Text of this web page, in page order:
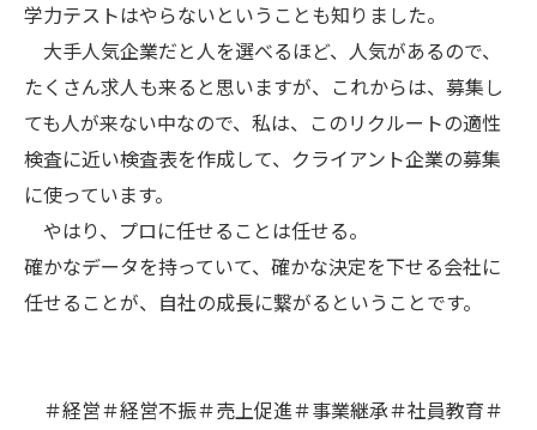
学力テストはやらないということも知りました。
大手人気企業だと人を選べるほど、人気があるので、
たくさん求人も来ると思いますが、これからは、募集し
ても人が来ない中なので、私は、このリクルートの適性
検査に近い検査表を作成して、クライアント企業の募集
に使っています。
やはり、プロに任せることは任せる。
確かなデータを持っていて、確かな決定を下せる会社に
任せることが、自社の成長に繋がるということです。
＃経営＃経営不振＃売上促進＃事業継承＃社員教育＃